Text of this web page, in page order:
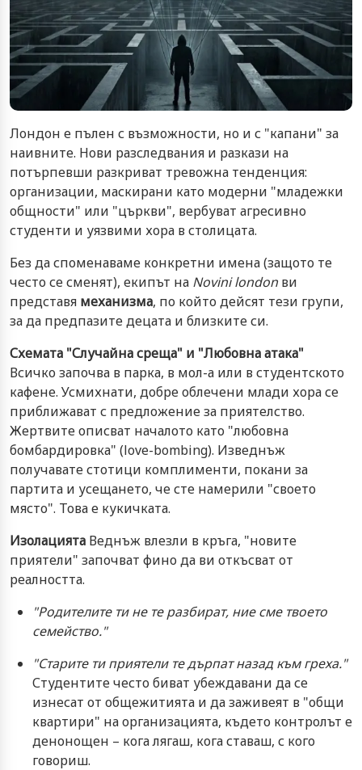
Лондон е пълен с възможности, но и с "капани" за
наивните. Нови разследвания и разкази на
потърпевши разкриват тревожна тенденция:
организации, маскирани като модерни "младежки
общности" или "църкви", вербуват агресивно
студенти и уязвими хора в столицата.
Без да споменаваме конкретни имена (защото те
често се сменят), екипът на Novini londonви
представя механизма, по който дейсят тези групи,
за да предпазите децата и близките си.
Схемата "Случайна среща" и "Любовна атака"
Всичко започва в парка, в мол-а или в студентското
кафене. Усмихнати, добре облечени млади хора се
приближават с предложение за приятелство.
Жертвите описват началото като "любовна
бомбардировка" (love-bombing). Изведнъж
получавате стотици комплименти, покани за
партита и усещането, че сте намерили "своето
място". Това е кукичката.
Изолацията Веднъж влезли в кръга, "новите
приятели" започват фино да ви откъсват от
реалността.
"Родителите ти не те разбират, ние сме твоето
семейство."
"Старите ти приятели те дърпат назад към греха."
Студентите често биват убеждавани да се
изнесат от общежитията и да заживеят в "общи
квартири" на организацията, където контролът е
денонощен – кога лягаш, кога ставаш, с кого
говориш.